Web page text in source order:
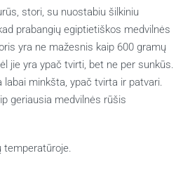
stori, su nuostabiu šilkiniu
prabangių egiptietiškos medvilnės
yra ne mažesnis kaip 600 gramų
jie yra ypač tvirti, bet ne per sunkūs.
labai minkšta, ypač tvirta ir patvari.
geriausia medvilnės rūšis
temperatūroje.